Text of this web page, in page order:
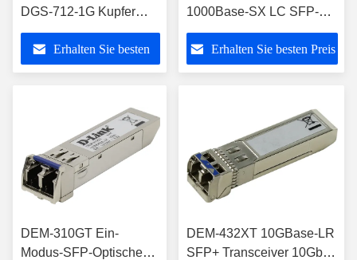
DGS-712-1G Kupfer
SFPs
Erhalten Sie besten
1000Base-SX LC SFP-
Transceiver warm
einsteckbar
Erhalten Sie besten Preis
DEM-310GT Ein-
Modus-SFP-Optische
DEM-432XT 10GBase-LR
SFP+ Transceiver 10Gbps